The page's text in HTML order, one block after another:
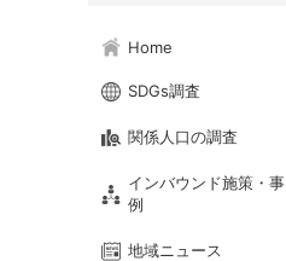
Home
SDGs調査
関係人口の調査
インバウンド施策・事
例
地域ニュース